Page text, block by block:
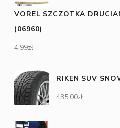
VOREL SZCZOTKA
(06960)
4,99zł
RIKEN SUV
435,00zł